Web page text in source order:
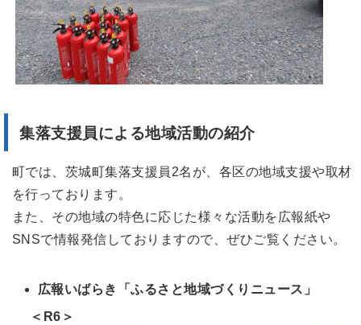
集落支援員による地域活動の紹介
町では、 茨城町集落支援員2名が、 各区の地域支援や取材
を行っております。
また、その地域の特色に応じた様々な活動を広報紙や
SNSで情報発信しておりますので、ぜひご覧ください。
広報いばらき「ふるさと地域づくりニュース」
＜R6＞